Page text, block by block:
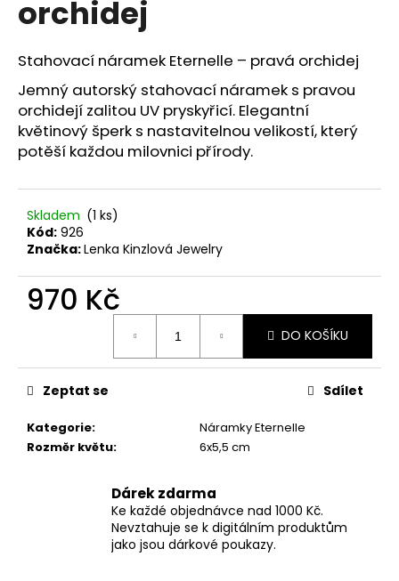
orchidej
Stahovací náramek Eternelle – pravá orchidej
Jemný autorský stahovací náramek s pravou
orchidejí zalitou UV pryskyřicí. Elegantní
květinový šperk s nastavitelnou velikostí, který
potěší každou milovnici přírody.
Skladem (1 ks)
Kód: 926
Značka:Lenka Kinzlová Jewelry
970 Kč
DO KOŠÍKU
Kategorie:
Náramky Eternelle
Rozměr květu: 6x5,5 cm
Zeptat se Sdílet
Dárek zdarma
Ke každé objednávce nad 1000 Kč.
Nevztahuje se k digitálním produktům
jako jsou dárkové poukazy.
a
í
t
?
D
o
r
u
č
u